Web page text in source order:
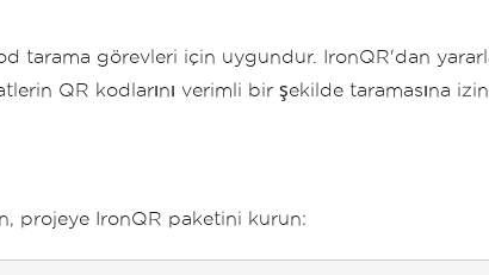
tarama görevleri için uygundur. IronQR'dan
QR kodlarını verimli bir şekilde taramasına
projeye IronQR paketini kurun: